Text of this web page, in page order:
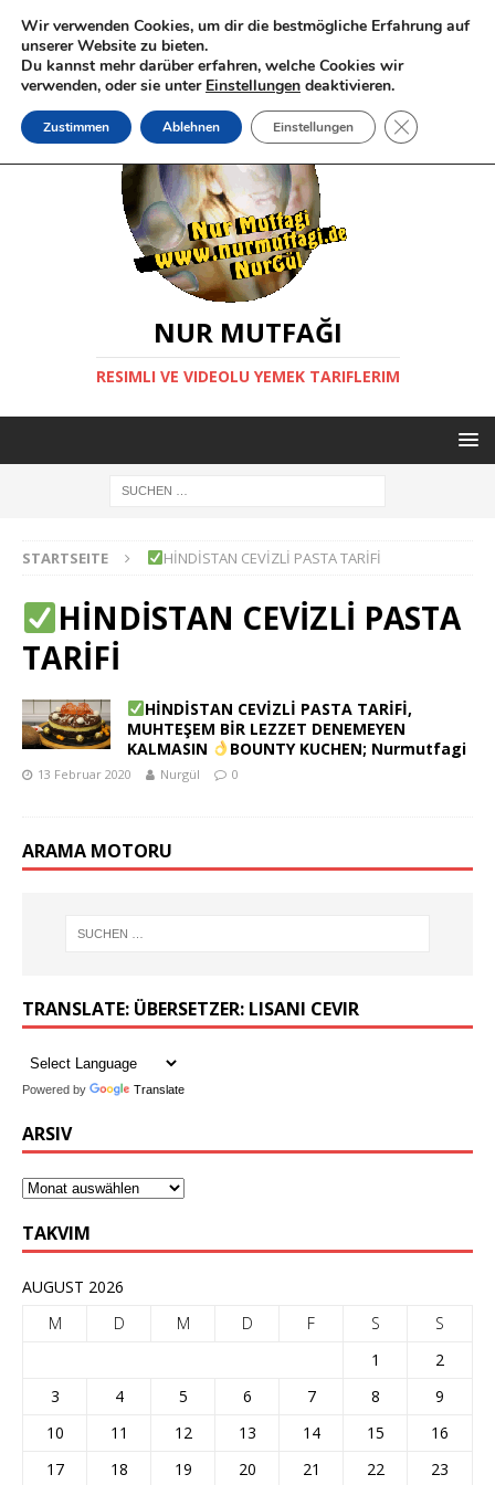
NUR MUTFAĞI
RESIMLI VE VIDEOLU YEMEK TARIFLERIM
STARTSEITE HİNDİSTAN CEVİZLİ PASTA TARİFİ
HİNDİSTAN CEVİZLİ PASTA
TARİFİ
HİNDİSTAN CEVİZLİ PASTA TARİFİ,
MUHTEŞEM BİR LEZZET DENEMEYEN
KALMASIN
BOUNTY KUCHEN; Nurmutfagi
13 Februar 2020 Nurgül 0
ARAMA MOTORU
TRANSLATE: ÜBERSETZER: LISANI CEVIR
Powered by Translate
ARSIV
TAKVIM
AUGUST 2026
M
D M D F S
S
1
2
3
4 5 6 7 8
9
10
11 12 13 14 15
16
17
18 19 20 21 22 23
Wir verwenden Cookies, um dir die bestmögliche Erfahrung auf
unserer Website zu bieten.
Du kannst mehr darüber erfahren, welche Cookies wir
verwenden, oder sie unter Einstellungen deaktivieren.
Zustimmen Ablehnen Einstellungen GDPR